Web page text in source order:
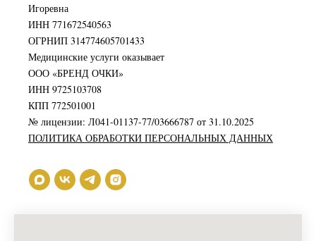
Игоревна
ИНН 771672540563
ОГРНИП 314774605701433
Медицинские услуги оказывает
ООО «БРЕНД ОЧКИ»
ИНН 9725103708
КПП 772501001
№ лицензии: Л041-01137-77/03666787 от 31.10.2025
ПОЛИТИКА ОБРАБОТКИ ПЕРСОНАЛЬНЫХ ДАННЫХ